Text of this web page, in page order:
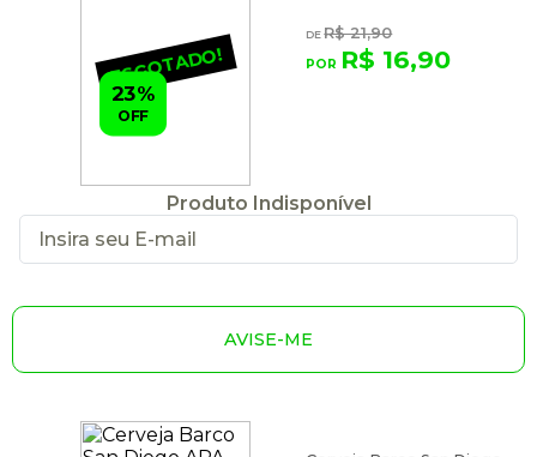
ESGOTADO!
R$ 21,90
R$ 16,90
23%
OFF
Produto Indisponível
AVISE-ME